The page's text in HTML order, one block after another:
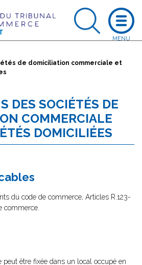
de domiciliation commerciale et
DES SOCIÉTÉS DE
COMMERCIALE
DOMICILIÉES
du code de commerce, Articles R.123-
commerce.
peut être fixée dans un local occupé en